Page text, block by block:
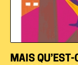
MAIS